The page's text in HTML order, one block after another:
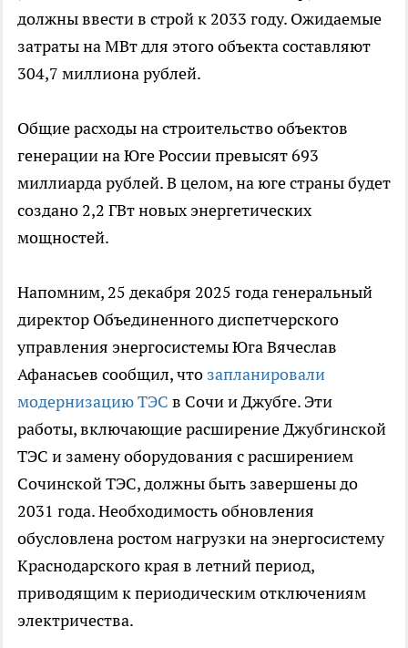
должны ввести в строй к 2033 году. Ожидаемые
затраты на МВт для этого объекта составляют
304,7 миллиона рублей.
Общие расходы на строительство объектов
генерации на Юге России превысят 693
миллиарда рублей. В целом, на юге страны будет
создано 2,2 ГВт новых энергетических
мощностей.
Напомним, 25 декабря 2025 года генеральный
директор Объединенного диспетчерского
управления энергосистемы Юга Вячеслав
Афанасьев сообщил, что запланировали
модернизацию ТЭС в Сочи и Джубге. Эти
работы, включающие расширение Джубгинской
ТЭС и замену оборудования с расширением
Сочинской ТЭС, должны быть завершены до
2031 года. Необходимость обновления
обусловлена ростом нагрузки на энергосистему
Краснодарского края в летний период,
приводящим к периодическим отключениям
электричества.